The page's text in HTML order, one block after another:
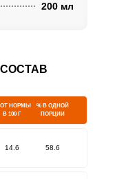
200 мл
ОТ НОРМЫ
В 100 Г
% В ОДНОЙ
ПОРЦИИ
14.6 58.6